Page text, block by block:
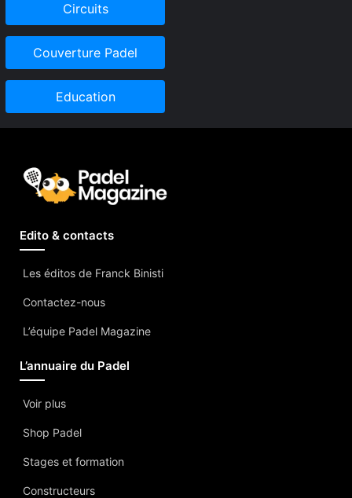
Circuits
Couverture Padel
Education
Edito & contacts
Les éditos de Franck Binisti
Contactez-nous
L’équipe Padel Magazine
L’annuaire du Padel
Voir plus
Shop Padel
Stages et formation
Constructeurs